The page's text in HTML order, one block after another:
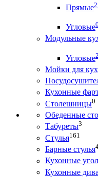
Прямые
Угловые0
Модульные
Угловые
Мойки для
Кухонные
Столешницы0
Обеденные
Табуреты3
Стулья161
Барные стулья
Кухонные
Кухонные